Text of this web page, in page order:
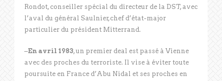
Rondot, conseiller spécial du directeur de la DST, avec
l’aval du général Saulnier,chef d’état-major
particulier du président Mitterrand.
–En avril 1983, un premier deal est passé à Vienne
avec des proches du terroriste. Il vise à éviter toute
poursuite en France d’Abu Nidal et ses proches en